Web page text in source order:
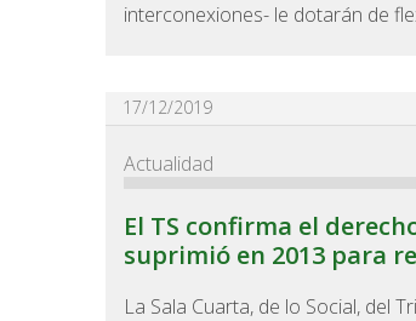
interconexiones- le dotarán de
17/12/2019
Actualidad
El TS confirma el
suprimió en 2013 para
La Sala Cuarta, de lo Social, del